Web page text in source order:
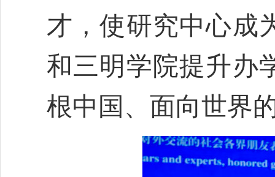
才，使研究中心成
和三明学院提升办
根中国、面向世界